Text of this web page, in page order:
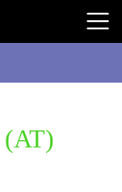
(AT)